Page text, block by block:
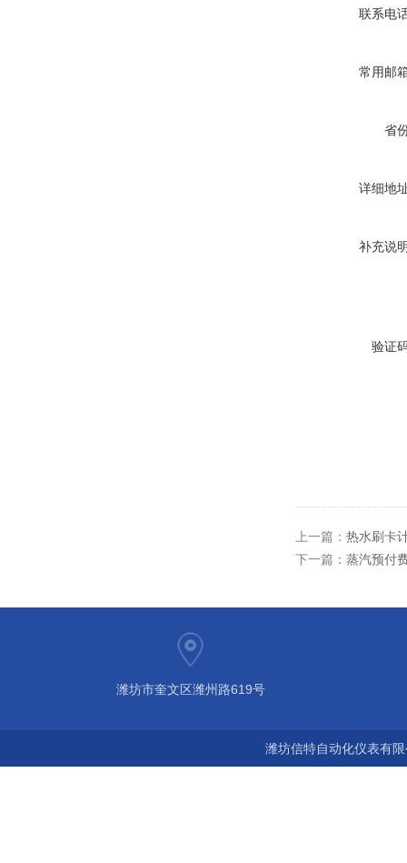
联系电
常用邮
省
详细地
补充说
验证
上一篇： 热水刷卡
下一篇： 蒸汽预付
潍坊市奎文区潍州路619号
潍坊信特自动化仪表有